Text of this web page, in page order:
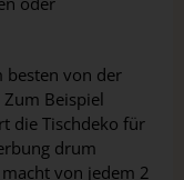
besten von der
Beispiel
die Tischdeko für
drum
von jedem 2